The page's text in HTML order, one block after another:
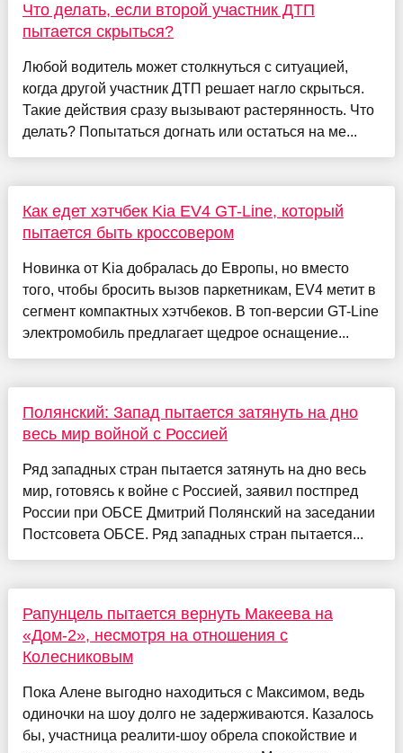
Что делать, если второй участник ДТП
пытается скрыться?
Любой водитель может столкнуться с ситуацией,
когда другой участник ДТП решает нагло скрыться.
Такие действия сразу вызывают растерянность. Что
делать? Попытаться догнать или остаться на ме...
Как едет хэтчбек Kia EV4 GT-Line, который
пытается быть кроссовером
Новинка от Kia добралась до Европы, но вместо
того, чтобы бросить вызов паркетникам, EV4 метит в
сегмент компактных хэтчбеков. В топ-версии GT-Line
электромобиль предлагает щедрое оснащение...
Полянский: Запад пытается затянуть на дно
весь мир войной с Россией
Ряд западных стран пытается затянуть на дно весь
мир, готовясь к войне с Россией, заявил постпред
России при ОБСЕ Дмитрий Полянский на заседании
Постсовета ОБСЕ. Ряд западных стран пытается...
Рапунцель пытается вернуть Макеева на
«Дом-2», несмотря на отношения с
Колесниковым
Пока Алене выгодно находиться с Максимом, ведь
одиночки на шоу долго не задерживаются. Казалось
бы, участница реалити-шоу обрела спокойствие и